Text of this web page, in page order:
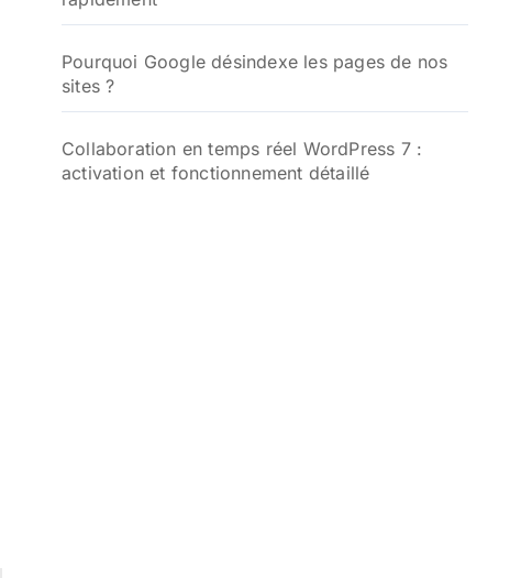
Pourquoi Google désindexe les pages de nos
sites ?
Collaboration en temps réel WordPress 7 :
activation et fonctionnement détaillé